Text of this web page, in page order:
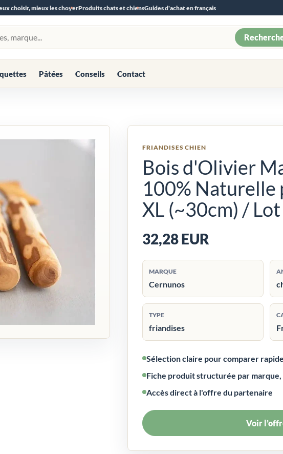
choisir, mieux les choyerProduits chats et chiensGuides d'achat en français
Pâtées Conseils Contact
FRIANDISES CHIEN
Bois d'Olivier
100% Naturelle
XL (~30cm) /
32,28 EUR
MARQUE
Cernunos
TYPE
friandises
Sélection claire pour comparer
Fiche produit structurée par marque,
Accès direct à l'offre du partenaire
Voir